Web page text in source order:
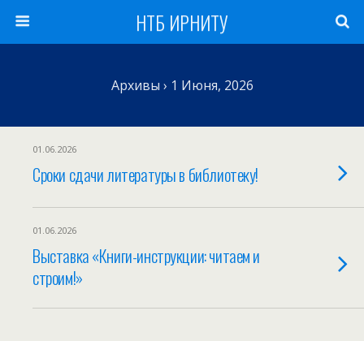
НТБ ИРНИТУ
Архивы › 1 Июня, 2026
01.06.2026
Сроки сдачи литературы в библиотеку!
01.06.2026
Выставка «Книги-инструкции: читаем и
строим!»